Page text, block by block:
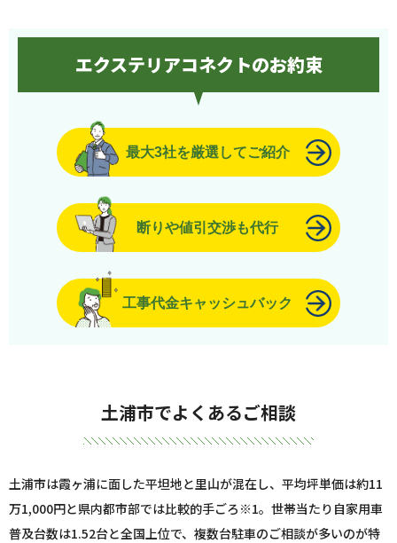
エクステリアコネクトのお約束
最大3社を厳選してご紹介
断りや値引交渉も代行
工事代金キャッシュバック
土浦市でよくあるご相談
土浦市は霞ヶ浦に面した平坦地と里山が混在し、平均坪単価は約11
万1,000円と県内都市部では比較的手ごろ ※1。世帯当たり自家用車
普及台数は1.52台と全国上位で、複数台駐車のご相談が多いのが特